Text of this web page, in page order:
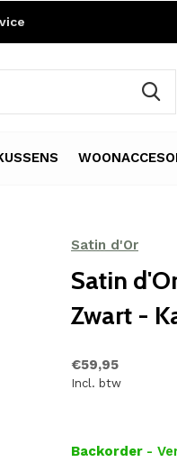
Satin d'Or
Satin
Zwart -
€59,95
Incl. btw
Backorder -